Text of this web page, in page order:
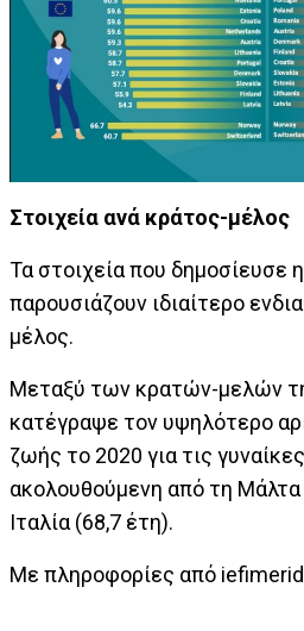
Στοιχεία ανά κράτος-μέλος
Τα στοιχεία που δημοσίευσε
παρουσιάζουν ιδιαίτερο
μέλος.
Μεταξύ των κρατών-μελών
κατέγραψε τον υψηλότερο
ζωής το 2020 για τις
ακολουθούμενη από τη Μάλτα
Ιταλία (68,7 έτη).
Με πληροφορίες από